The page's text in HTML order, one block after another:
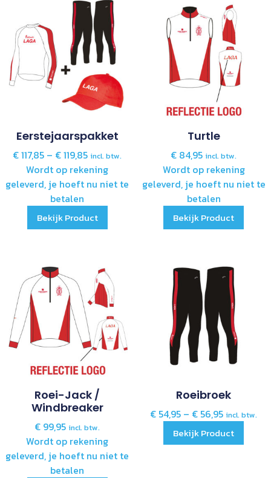
Eerstejaarspakket
€117,85 – €119,85 incl. btw.
Wordt op rekening
geleverd, je hoeft nu niet te
betalen
Bekijk Product
Turtle
€ 84,95 incl. btw.
Wordt op rekening
geleverd, je hoeft nu niet te
betalen
Bekijk Product
Roei-Jack /
Windbreaker
€ 99,95 incl. btw.
Wordt op rekening
geleverd, je hoeft nu niet te
betalen
Roeibroek
€ 54,95 – € 56,95 incl. btw.
Bekijk Product